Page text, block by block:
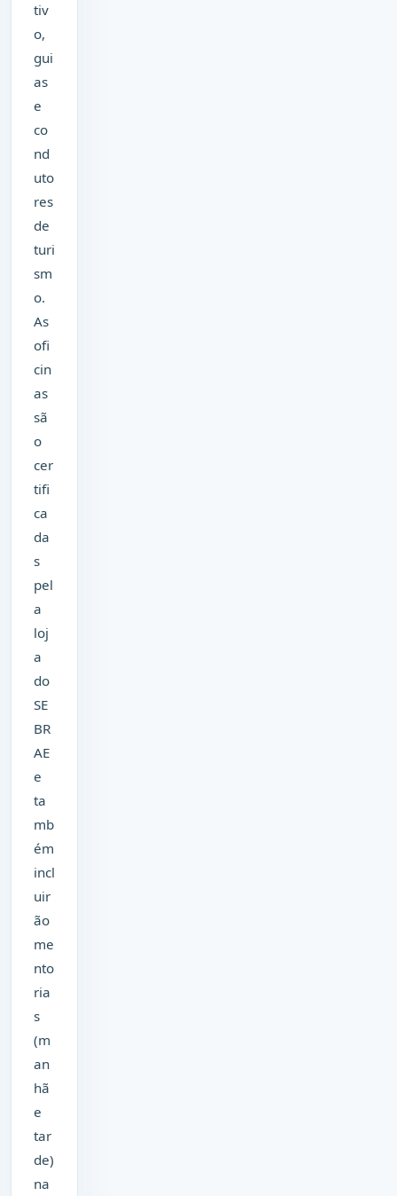
tiv
o,
gui
as
e
co
nd
uto
res
de
turi
sm
o.
As
ofi
cin
as
sã
o
cer
tifi
ca
da
s
pel
a
loj
a
do
SE
BR
AE
e
ta
mb
ém
incl
uir
ão
me
nto
ria
s
(m
an
hã
e
tar
de)
na